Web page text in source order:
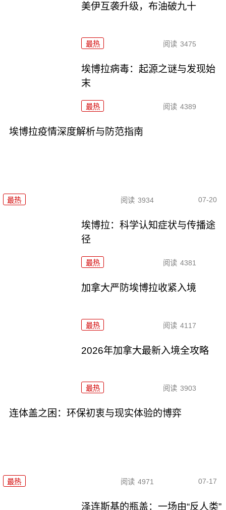
美伊互袭升级，布油破九十
最热 阅读 3475
埃博拉病毒：起源之谜与发现始
末
最热 阅读 4389
埃博拉疫情深度解析与防范指南
最热 阅读 3934 07-20
埃博拉：科学认知症状与传播途
径
最热 阅读 4381
加拿大严防埃博拉收紧入境
最热 阅读 4117
2026年加拿大最新入境全攻略
最热 阅读 3903
连体盖之困：环保初衷与现实体验的博弈
最热 阅读 4971 07-17
泽连斯基的瓶盖：一场由“反人类”